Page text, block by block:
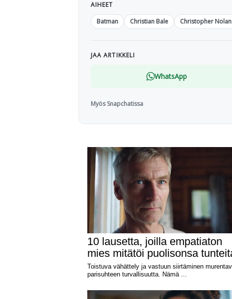
AIHEET
Batman
Christian Bale Christopher Nolan
JAA ARTIKKELI
WhatsApp
Myös Snapchatissa